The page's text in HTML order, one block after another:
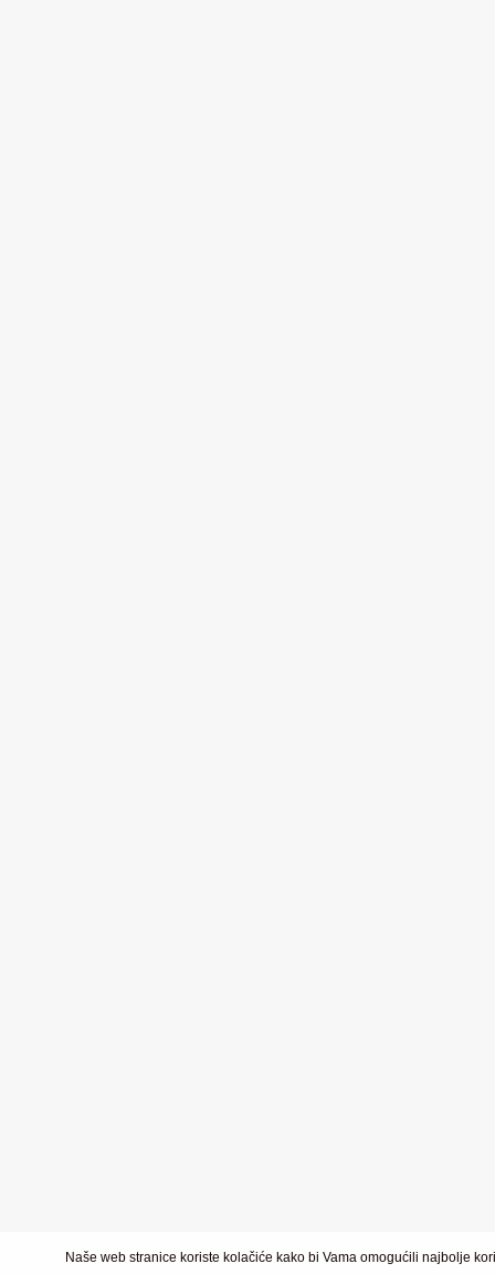
Naše web stranice koriste kolačiće kako bi Vama omogućili najbolje